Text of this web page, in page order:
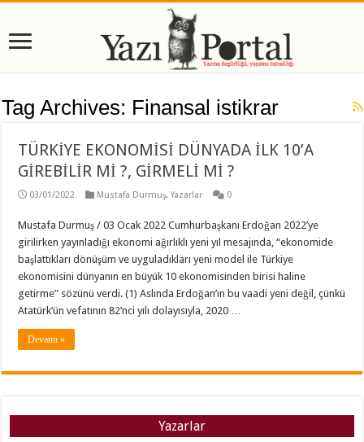
Tag Archives: Finansal istikrar
TÜRKİYE EKONOMİSİ DÜNYADA İLK 10’A
GİREBİLİR Mİ ?, GİRMELİ Mİ ?
03/01/2022 Mustafa Durmuş,Yazarlar 0
Mustafa Durmuş / 03 Ocak 2022 Cumhurbaşkanı Erdoğan 2022’ye
girilirken yayınladığı ekonomi ağırlıklı yeni yıl mesajında, “ekonomide
başlattıkları dönüşüm ve uyguladıkları yeni model ile Türkiye
ekonomisini dünyanın en büyük 10 ekonomisinden birisi haline
getirme” sözünü verdi. (1) Aslında Erdoğan’ın bu vaadi yeni değil, çünkü
Atatürk’ün vefatının 82’nci yılı dolayısıyla, 2020 …
Devamı »
Yazarlar